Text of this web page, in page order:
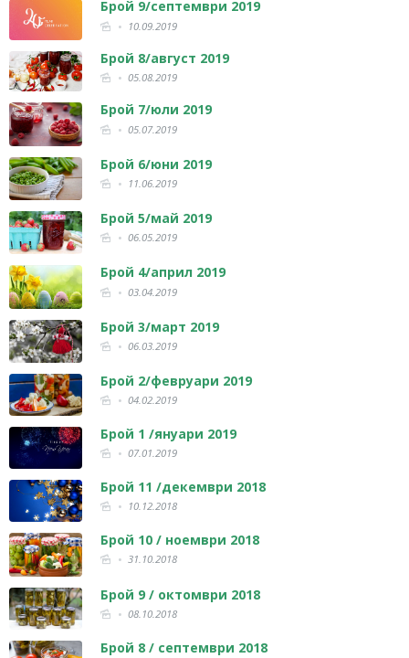
Брой 9/септември 2019
10.09.2019
Брой 8/август 2019
05.08.2019
Брой 7/юли 2019
05.07.2019
Брой 6/юни 2019
11.06.2019
Брой 5/май 2019
06.05.2019
Брой 4/април 2019
03.04.2019
Брой 3/март 2019
06.03.2019
Брой 2/февруари 2019
04.02.2019
Брой 1 /януари 2019
07.01.2019
Брой 11 /декември 2018
10.12.2018
Брой 10 / ноември 2018
31.10.2018
Брой 9 / октомври 2018
08.10.2018
Брой 8 / септември 2018